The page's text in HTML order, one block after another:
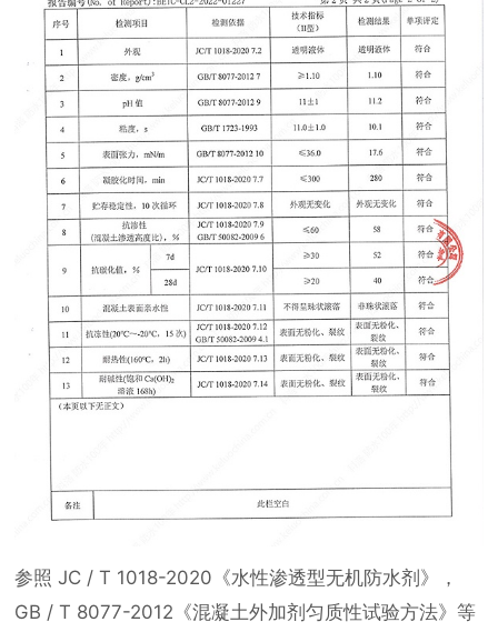
参照 JC / T 1018-2020《水性渗透型无机防水剂》，
GB / T 8077-2012《混凝土外加剂匀质性试验方法》等